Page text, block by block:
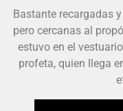
Bastante recargadas
pero cercanas al
estuvo en el
profeta, quien llega